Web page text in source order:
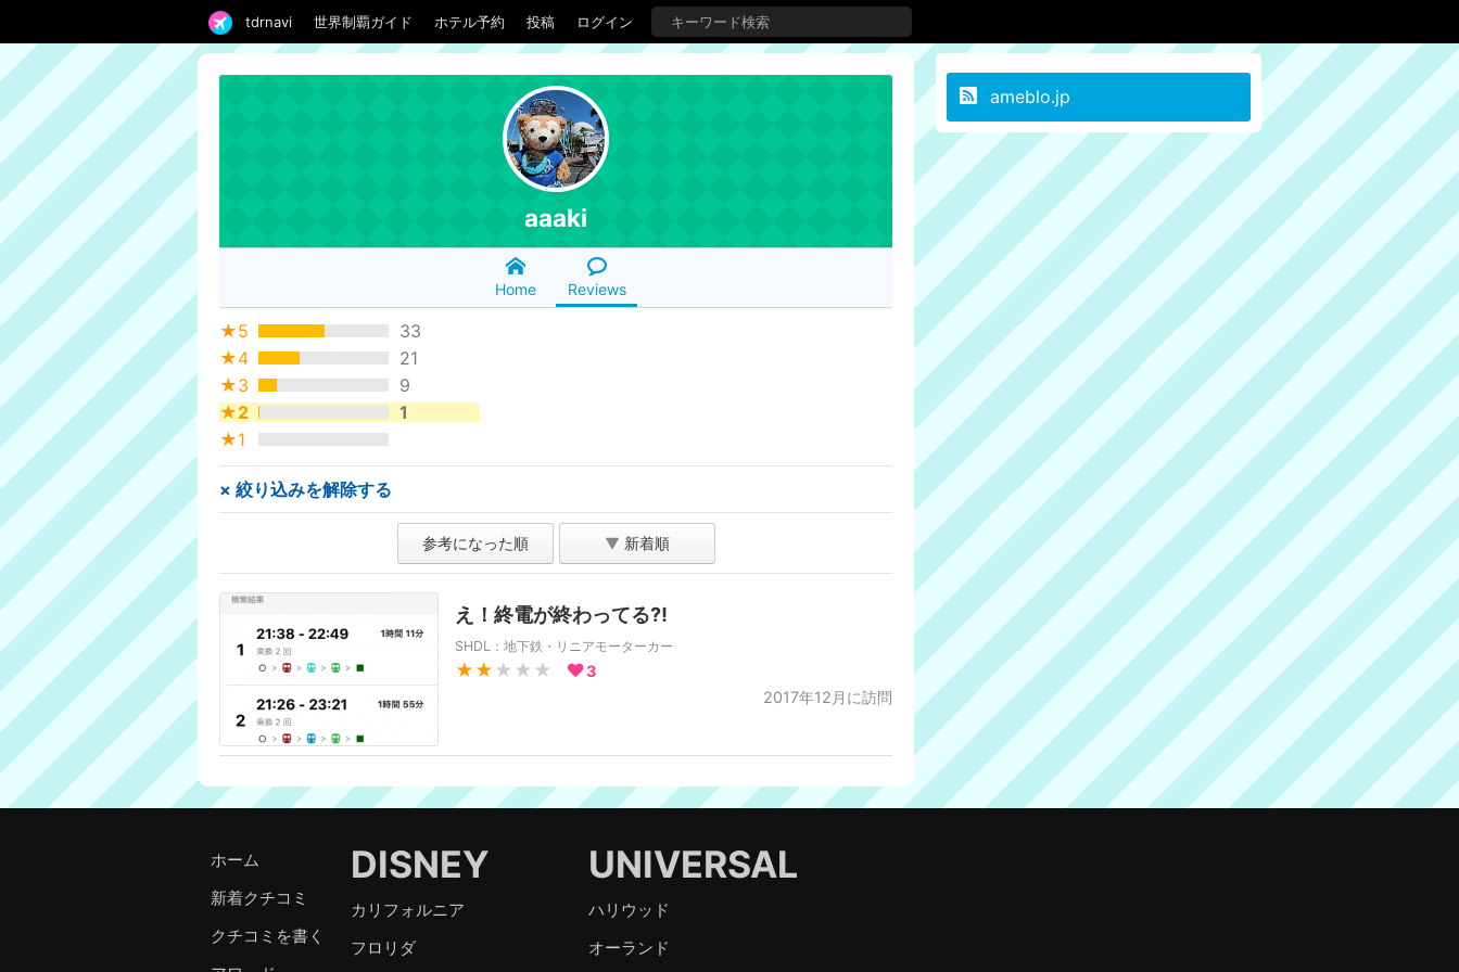
tdrnavi 世界制覇ガイド ホテル予約 投稿 ログイン
aaaki
Home Reviews
★5
33
★4
21
★3
9
★2
1
★1
× 絞り込みを解除する
参考になった順 ▼ 新着順
え！終電が終わってる⁈
SHDL：地下鉄・リニアモーターカー
★★ ★★★
3
2017年12月に訪問
ameblo.jp
ホーム
新着クチコミ
クチコミを書く
DISNEY
カリフォルニア
フロリダ
UNIVERSAL
ハリウッド
オーランド